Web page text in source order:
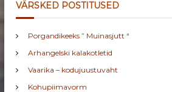
VÄRSKED POSTITUSED
Porgandikeeks ” Muinasjutt “
Arhangelski kalakotletid
Vaarika – kodujuustuvaht
Kohupiimavorm